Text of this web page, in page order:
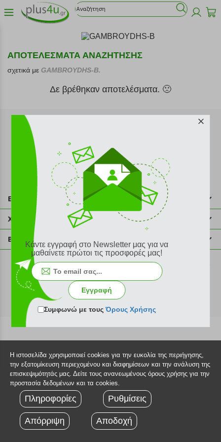
ΑΠΟΤΕΛΕΣΜΑΤΑ ΑΝΑΖΗΤΗΣΗΣ
σχετικά με GAMBROYDHS-B.
Δε βρέθηκαν αποτελέσματα. 🙁
Εγγραφή στο newsletter
Επικοινωνία
211 2000 700
info@plus4u.gr
Χρήσιμες πληροφορίες
Η εταιρία
Σημεία παραλαβής
Ευκαιρίες καριέρας
Όροι χρήσης
Sitemap
Βοήθεια
Εξέλιξη παραγγελίας
Τρόποι παραγγελίας
Τρόποι πληρωμής
Τρόποι αποστολής
Πολιτική επιστροφών
Τεχνική υποστήριξη
©2026 Plus4u.gr
Κάντε εγγραφή στο Newsletter μας για να
μαθαίνετε πρώτοι τις προσφορές μας!
Εγγραφή
Συμφωνώ με τουςΌρους Χρήσης
Η ιστοσελίδα χρησιμοποιεί cookies για την ευκολία της περιήγησης,
την εξατομίκευση περιεχομένου και διαφημίσεων και την ανάλυση της
επισκεψιμότητάς μας. Δείτε τους ανανεωμένους όρους χρήσης για την
προστασία δεδομένων και τα cookies.
Πληροφορίες Ρυθμίσεις
Απόρριψη Αποδοχή